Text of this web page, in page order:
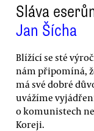
Sláva
Jan Šícha
Blížící se sté
nám připomíná,
má své dobré
uvážíme
o komunistech
Koreji.